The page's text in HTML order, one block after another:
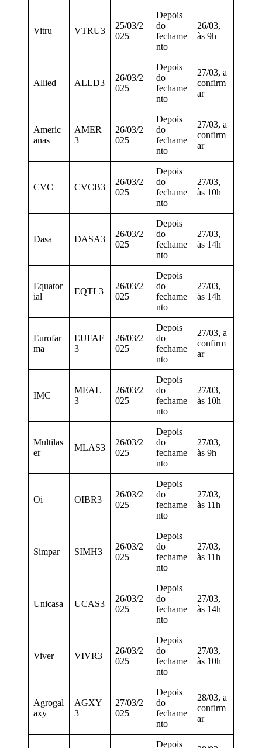
Vitru VTRU3
25/03/2
025
Depois
do
fechame
nto
26/03,
às 9h
Allied ALLD3
26/03/2
025
Depois
do
fechame
nto
27/03, a
confirm
ar
Americ
anas
AMER
3
26/03/2
025
Depois
do
fechame
nto
27/03, a
confirm
ar
CVC CVCB3
26/03/2
025
Depois
do
fechame
nto
27/03,
às 10h
Dasa DASA3
26/03/2
025
Depois
do
fechame
nto
27/03,
às 14h
Equator
ial
EQTL3
26/03/2
025
Depois
do
fechame
nto
27/03,
às 14h
Eurofar
ma
EUFAF
3
26/03/2
025
Depois
do
fechame
nto
27/03, a
confirm
ar
IMC
MEAL
3
26/03/2
025
Depois
do
fechame
nto
27/03,
às 10h
Multilas
er
MLAS3
26/03/2
025
Depois
do
fechame
nto
27/03,
às 9h
Oi OIBR3
26/03/2
025
Depois
do
fechame
nto
27/03,
às 11h
Simpar SIMH3
26/03/2
025
Depois
do
fechame
nto
27/03,
às 11h
Unicasa UCAS3
26/03/2
025
Depois
do
fechame
nto
27/03,
às 14h
Viver VIVR3
26/03/2
025
Depois
do
fechame
nto
27/03,
às 10h
Agrogal
axy
AGXY
3
27/03/2
025
Depois
do
fechame
nto
28/03, a
confirm
ar
Depois